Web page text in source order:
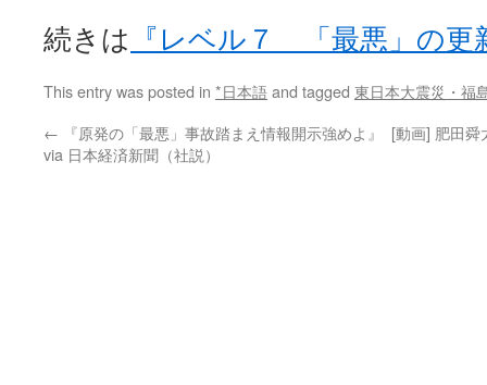
続きは 『レベル７ 「最悪」の更
This entry was posted in *日本語and tagged 東日本大震災・福
← 『原発の「最悪」事故踏まえ情報開示強めよ』
via 日本経済新聞（社説）
[動画] 肥田舜